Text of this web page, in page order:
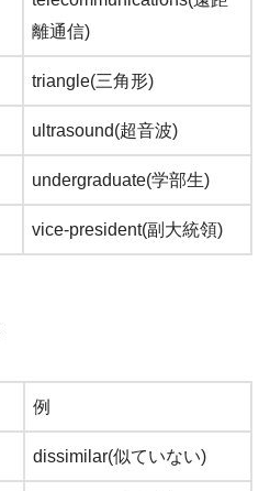
離通信)
triangle(三角形)
ultrasound(超音波)
undergraduate(学部生)
vice-president(副大統領)
例
dissimilar(似ていない)